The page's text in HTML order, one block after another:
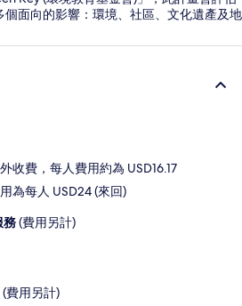
個面向的影響：環境、社區、文化遺產及地
收費，每人費用約為 USD16.17
為每人 USD24 (來回)
務(費用另計)
費用另計)